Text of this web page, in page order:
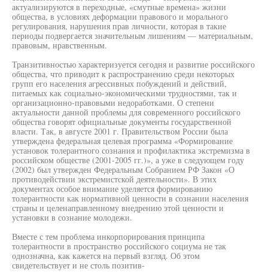
актуализируются в переходные, «смутные времена» жизни
общества, в условиях деформации правового и морального
регулирования, нарушения прав личности, которая в такие
периоды подвергается значительным лишениям — материальным,
правовым, нравственным.
Транзитивностью характеризуется сегодня и развитие российского
общества, что приводит к распространению среди некоторых
групп его населения агрессивных побуждений и действий,
питаемых как социально-экономическими трудностями, так и
организационно-правовыми недоработками. О степени
актуальности данной проблемы для современного российского
общества говорят официальные документы государственной
власти. Так, в августе 2001 г. Правительством России была
утверждена федеральная целевая программа «Формирование
установок толерантного сознания и профилактика экстремизма в
российском обществе (2001-2005 гг.)», а уже в следующем году
(2002) был утвержден Федеральным Собранием РФ Закон «О
противодействии экстремистской деятельности». В этих
документах особое внимание уделяется формированию
толерантности как нормативной ценности в сознании населения
страны и целенаправленному внедрению этой ценности и
установки в сознание молодежи.
Вместе с тем проблема инкорпорирования принципа
толерантности в пространство российского социума не так
однозначна, как кажется на первый взгляд. Об этом
свидетельствует и не столь позитив-